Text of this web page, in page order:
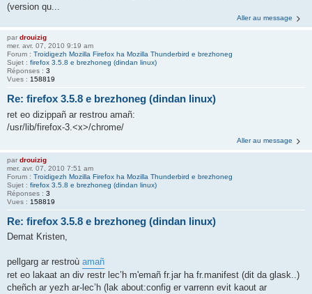
(version qu...
Aller au message
par drouizig
mer. avr. 07, 2010 9:19 am
Forum : Troidigezh Mozilla Firefox ha Mozilla Thunderbird e brezhoneg
Sujet : firefox 3.5.8 e brezhoneg (dindan linux)
Réponses : 3
Vues : 158819
Re: firefox 3.5.8 e brezhoneg (dindan linux)
ret eo dizippañ ar restrou amañ:
/usr/lib/firefox-3.<x>/chrome/
Aller au message
par drouizig
mer. avr. 07, 2010 7:51 am
Forum : Troidigezh Mozilla Firefox ha Mozilla Thunderbird e brezhoneg
Sujet : firefox 3.5.8 e brezhoneg (dindan linux)
Réponses : 3
Vues : 158819
Re: firefox 3.5.8 e brezhoneg (dindan linux)
Demat Kristen,
pellgarg ar restroù amañ
ret eo lakaat an div restr lec’h m'emañ fr.jar ha fr.manifest (dit da glask..)
cheñch ar yezh ar-lec’h (lak about:config er varrenn evit kaout ar